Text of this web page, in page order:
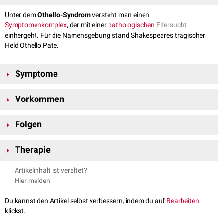
Unter demOthello-Syndromversteht man einen
Symptomenkomplex, der mit einer pathologischen Eifersucht
einhergeht. Für die Namensgebung stand Shakespeares tragischer
Held Othello Pate.
Symptome
untreu ist, obwohl dies nicht der Wahrheit entspricht.
Vorkommen
aber häufiger im Rahmen einer
in Betracht.
Folgen
untreuen Person oder deren Umfeld zu verzeichnen.
Therapie
Sofern dies möglich ist, sollte die
Entscheidend für die Therapie ist letztlich auch die Ausprägung der
Psychotherapie
oder eine medikamentöse Behandlung mit einem
Antipsychotikum
Artikelinhalt ist veraltet?
Hier melden
Du kannst den Artikel selbst verbessern, indem du auf Bearbeiten
klickst.